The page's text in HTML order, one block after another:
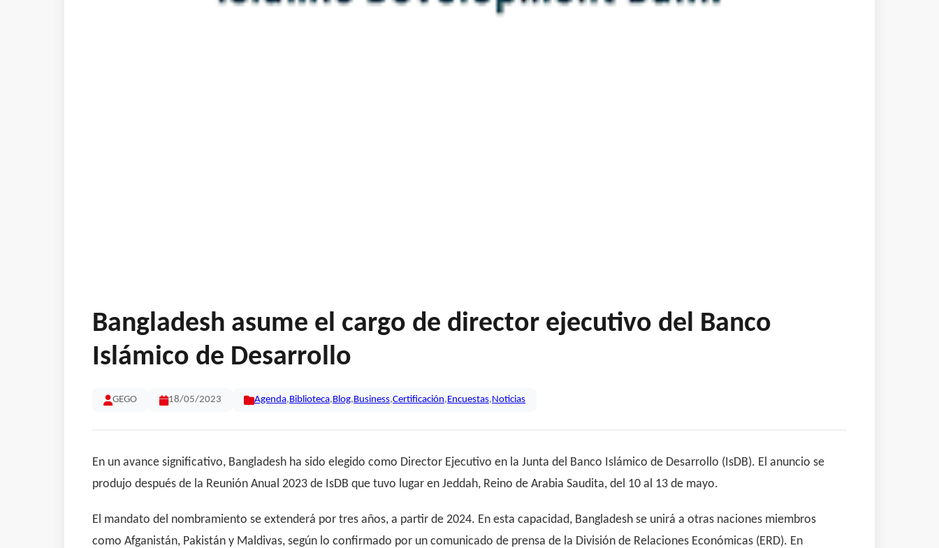
Bangladesh asume el cargo de director ejecutivo del Banco
Islámico de Desarrollo
GEGO 18/05/2023 Agenda,Biblioteca,Blog,Business,Certificación,Encuestas,Noticias
En un avance significativo, Bangladesh ha sido elegido como Director Ejecutivo en la Junta del Banco Islámico de Desarrollo (IsDB). El anuncio se
produjo después de la Reunión Anual 2023 de IsDB que tuvo lugar en Jeddah, Reino de Arabia Saudita, del 10 al 13 de mayo.
El mandato del nombramiento se extenderá por tres años, a partir de 2024. En esta capacidad, Bangladesh se unirá a otras naciones miembros
como Afganistán, Pakistán y Maldivas, según lo confirmado por un comunicado de prensa de la División de Relaciones Económicas (ERD). En